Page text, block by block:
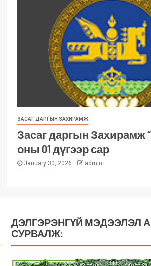
ЗАСАГ ДАРГЫН ЗАХИРАМЖ
Засаг даргын Захирамж
оны 01 дүгээр сар
January 30, 2026 admin
ДЭЛГЭРЭНГҮЙ МЭДЭЭЛЭЛ
СУРВАЛЖ: